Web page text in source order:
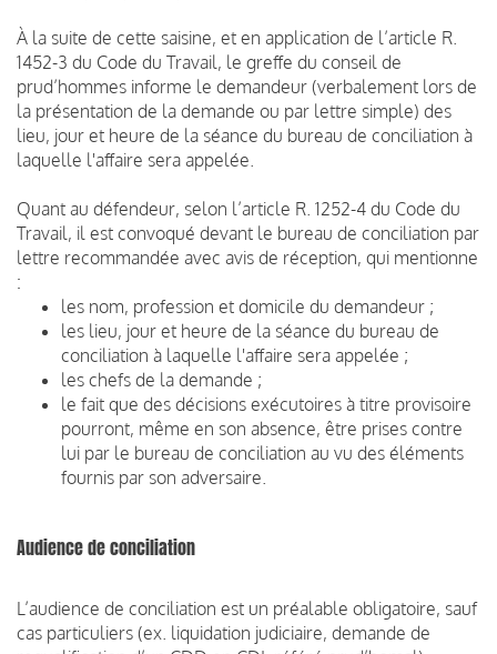
À la suite de cette saisine, et en application de l’article R.
1452-3 du Code du Travail, le greffe du conseil de
prud’hommes informe le demandeur (verbalement lors de
la présentation de la demande ou par lettre simple) des
lieu, jour et heure de la séance du bureau de conciliation à
laquelle l'affaire sera appelée.
Quant au défendeur, selon l’article R. 1252-4 du Code du
Travail, il est convoqué devant le bureau de conciliation par
lettre recommandée avec avis de réception, qui mentionne
:
les nom, profession et domicile du demandeur ;
les lieu, jour et heure de la séance du bureau de
conciliation à laquelle l'affaire sera appelée ;
les chefs de la demande ;
le fait que des décisions exécutoires à titre provisoire
pourront, même en son absence, être prises contre
lui par le bureau de conciliation au vu des éléments
fournis par son adversaire.
Audience de conciliation
L’audience de conciliation est un préalable obligatoire, sauf
cas particuliers (ex. liquidation judiciaire, demande de